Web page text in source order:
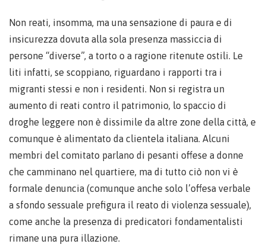
Non reati, insomma, ma una sensazione di paura e di
insicurezza dovuta alla sola presenza massiccia di
persone “diverse”, a torto o a ragione ritenute ostili. Le
liti infatti, se scoppiano, riguardano i rapporti tra i
migranti stessi e non i residenti. Non si registra un
aumento di reati contro il patrimonio, lo spaccio di
droghe leggere non è dissimile da altre zone della città, e
comunque è alimentato da clientela italiana. Alcuni
membri del comitato parlano di pesanti offese a donne
che camminano nel quartiere, ma di tutto ciò non vi è
formale denuncia (comunque anche solo l’offesa verbale
a sfondo sessuale prefigura il reato di violenza sessuale),
come anche la presenza di predicatori fondamentalisti
rimane una pura illazione.